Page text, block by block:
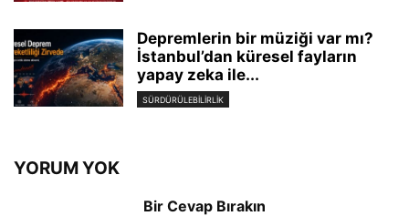
Depremlerin bir müziği var mı?
İstanbul’dan küresel fayların
yapay zeka ile...
SÜRDÜRÜLEBILIRLIK
YORUM YOK
Bir Cevap Bırakın